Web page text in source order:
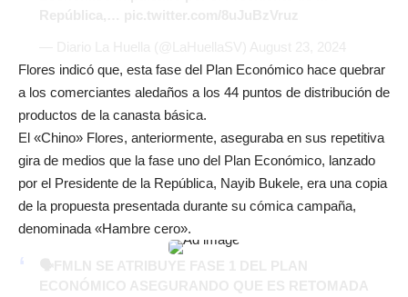
Flores indicó que, esta fase del Plan Económico hace quebrar
a los comerciantes aledaños a los 44 puntos de distribución de
productos de la canasta básica.
El «Chino» Flores, anteriormente, aseguraba en sus repetitiva
gira de medios que la fase uno del Plan Económico, lanzado
por el Presidente de la República, Nayib Bukele, era una copia
de la propuesta presentada durante su cómica campaña,
denominada «Hambre cero».